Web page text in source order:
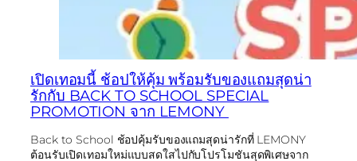
เปิดเทอมนี้ ช้อปให้คุ้ม พร้อมรับของแถมสุดน่า
รักกับ BACK TO SCHOOL SPECIAL
PROMOTION จาก LEMONY
Back to School ช้อปคุ้มรับของแถมสุดน่ารักที่ LEMONY
ต้อนรับเปิดเทอมใหม่แบบสดใสไปกับโปรโมชันสุดพิเศษจาก